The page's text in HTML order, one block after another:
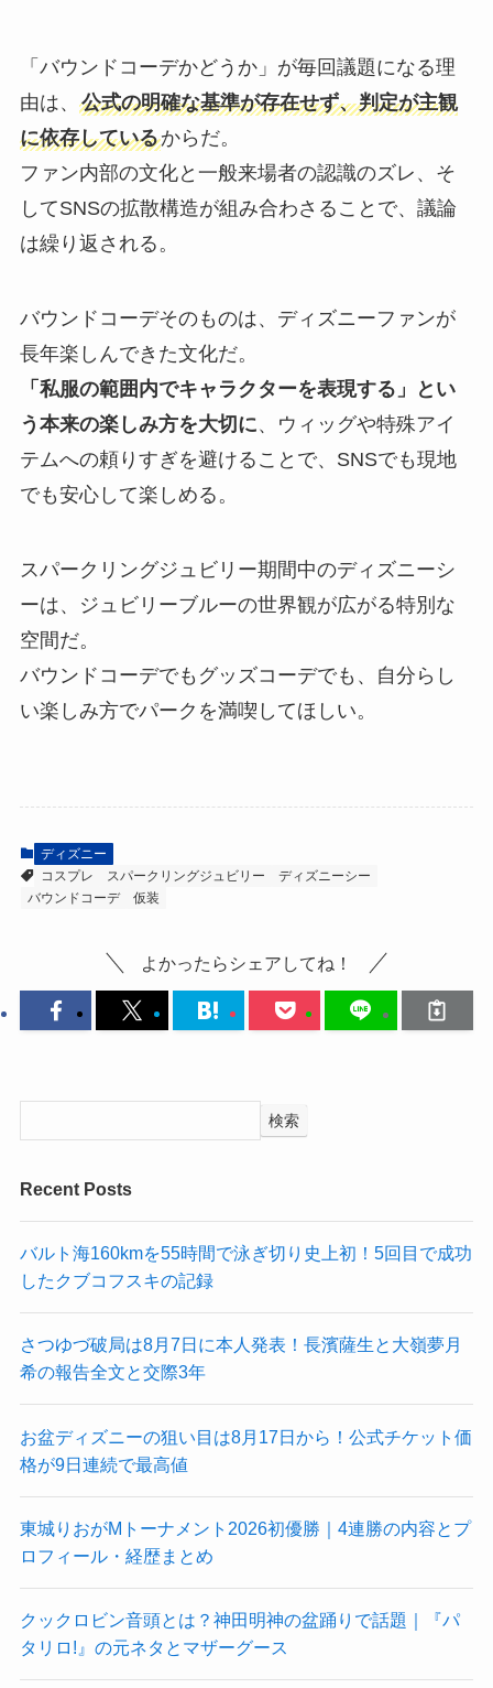
「バウンドコーデかどうか」が毎回議題になる理
由は、 公式の明確な基準が存在せず、判定が主観
に依存しているからだ。
ファン内部の文化と一般来場者の認識のズレ、そ
してSNSの拡散構造が組み合わさることで、議論
は繰り返される。
バウンドコーデそのものは、ディズニーファンが
長年楽しんできた文化だ。
「私服の範囲内でキャラクターを表現する」とい
う本来の楽しみ方を大切に、ウィッグや特殊アイ
テムへの頼りすぎを避けることで、SNSでも現地
でも安心して楽しめる。
スパークリングジュビリー期間中のディズニーシ
ーは、ジュビリーブルーの世界観が広がる特別な
空間だ。
バウンドコーデでもグッズコーデでも、自分らし
い楽しみ方でパークを満喫してほしい。
ディズニー
コスプレ
スパークリングジュビリー
ディズニーシー
バウンドコーデ
仮装
よかったらシェアしてね！
検索
Recent Posts
バルト海160kmを55時間で泳ぎ切り史上初！5回目で成功
したクブコフスキの記録
さつゆづ破局は8月7日に本人発表！長濱薩生と大嶺夢月
希の報告全文と交際3年
お盆ディズニーの狙い目は8月17日から！公式チケット価
格が9日連続で最高値
東城りおがMトーナメント2026初優勝｜4連勝の内容とプ
ロフィール・経歴まとめ
クックロビン音頭とは？神田明神の盆踊りで話題｜『パ
タリロ!』の元ネタとマザーグース